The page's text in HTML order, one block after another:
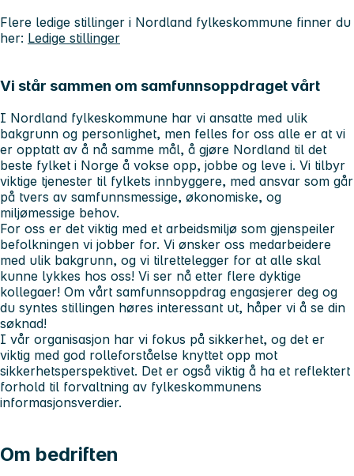
Flere ledige stillinger i Nordland fylkeskommune finner du
her: Ledige stillinger
Vi står sammen om samfunnsoppdraget vårt
I Nordland fylkeskommune har vi ansatte med ulik
bakgrunn og personlighet, men felles for oss alle er at vi
er opptatt av å nå samme mål, å gjøre Nordland til det
beste fylket i Norge å vokse opp, jobbe og leve i. Vi tilbyr
viktige tjenester til fylkets innbyggere, med ansvar som går
på tvers av samfunnsmessige, økonomiske, og
miljømessige behov.
For oss er det viktig med et arbeidsmiljø som gjenspeiler
befolkningen vi jobber for. Vi ønsker oss medarbeidere
med ulik bakgrunn, og vi tilrettelegger for at alle skal
kunne lykkes hos oss! Vi ser nå etter flere dyktige
kollegaer! Om vårt samfunnsoppdrag engasjerer deg og
du syntes stillingen høres interessant ut, håper vi å se din
søknad!
I vår organisasjon har vi fokus på sikkerhet, og det er
viktig med god rolleforståelse knyttet opp mot
sikkerhetsperspektivet. Det er også viktig å ha et reflektert
forhold til forvaltning av fylkeskommunens
informasjonsverdier.
Om bedriften